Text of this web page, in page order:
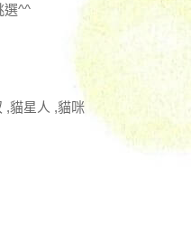
選^^
,貓星人 ,貓咪